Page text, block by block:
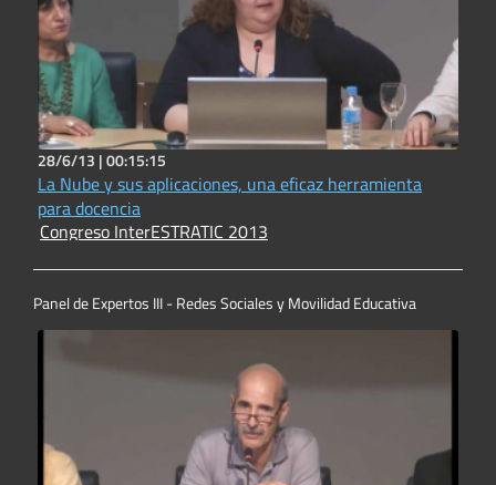
28/6/13 |00:15:15
La Nube y sus aplicaciones, una eficaz herramienta
para docencia
Congreso InterESTRATIC 2013
Panel de Expertos III - Redes Sociales y Movilidad Educativa